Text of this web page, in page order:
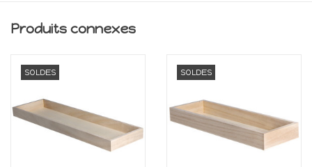
Produits connexes
SOLDES SOLDES